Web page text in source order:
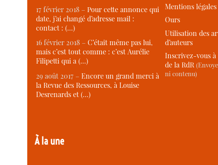
17 février 2018 –Pour cette annonce qui
date, j’ai changé d’adresse mail :
contact : (…)
16 février 2018 –C’était même pas lui,
mais c’est tout comme : c’est Aurélie
Filipetti qui a (…)
29 août 2017 –Encore un grand merci à
la Revue des Ressources, à Louise
Desrenards et (…)
À la une
Mentions légales
Ours
Utilisation des
d’auteurs
Inscrivez-vous
de la RdR
ni contenu)